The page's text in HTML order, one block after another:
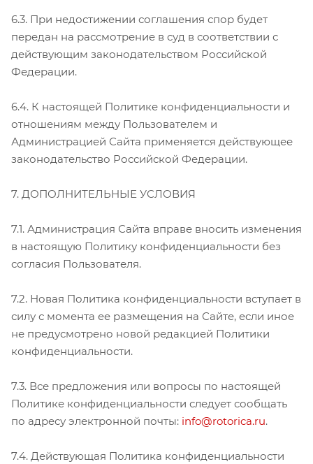
6.3. При недостижении соглашения спор будет
передан на рассмотрение в суд в соответствии с
действующим законодательством Российской
Федерации.
6.4. К настоящей Политике конфиденциальности и
отношениям между Пользователем и
Администрацией Сайта применяется действующее
законодательство Российской Федерации.
7. ДОПОЛНИТЕЛЬНЫЕ УСЛОВИЯ
7.1. Администрация Сайта вправе вносить изменения
в настоящую Политику конфиденциальности без
согласия Пользователя.
7.2. Новая Политика конфиденциальности вступает в
силу с момента ее размещения на Сайте, если иное
не предусмотрено новой редакцией Политики
конфиденциальности.
7.3. Все предложения или вопросы по настоящей
Политике конфиденциальности следует сообщать
по адресу электронной почты: info@rotorica.ru.
7.4. Действующая Политика конфиденциальности